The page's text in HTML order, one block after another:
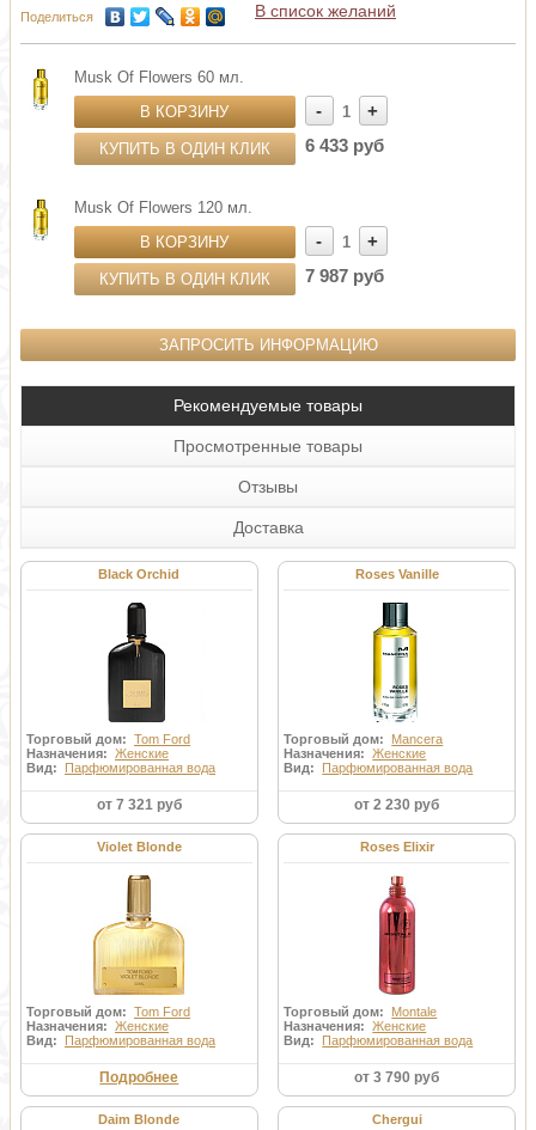
Поделиться В список желаний
Musk Of Flowers 60 мл.
В КОРЗИНУ
КУПИТЬ В ОДИН КЛИК
- 1
+
6 433 руб
Musk Of Flowers 120 мл.
В КОРЗИНУ
КУПИТЬ В ОДИН КЛИК
- 1
+
7 987 руб
ЗАПРОСИТЬ ИНФОРМАЦИЮ
Рекомендуемые товары
Просмотренные товары
Отзывы
Доставка
Black Orchid
Торговый дом: Tom Ford
Назначения: Женские
Вид: Парфюмированная вода
от 7 321 руб
Roses Vanille
Торговый дом: Mancera
Назначения:Женские
Вид: Парфюмированная вода
от 2 230 руб
Violet Blonde
Торговый дом: Tom Ford
Назначения: Женские
Вид: Парфюмированная вода
Подробнее
Roses Elixir
Торговый дом: Montale
Назначения:Женские
Вид: Парфюмированная вода
от 3 790 руб
Daim Blonde Chergui